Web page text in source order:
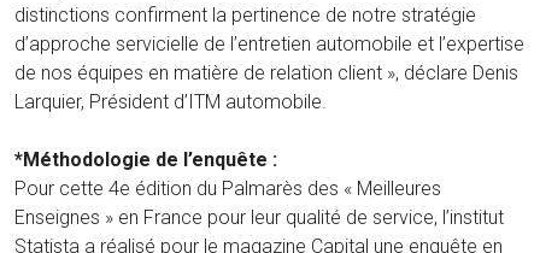
distinctions confirment la pertinence de notre stratégie
d’approche servicielle de l’entretien automobile et l’expertise
de nos équipes en matière de relation client », déclare Denis
Larquier, Président d’ITM automobile.
*Méthodologie de l’enquête :
Pour cette 4e édition du Palmarès des « Meilleures
Enseignes » en France pour leur qualité de service, l’institut
Statista a réalisé pour le magazine Capital une enquête en